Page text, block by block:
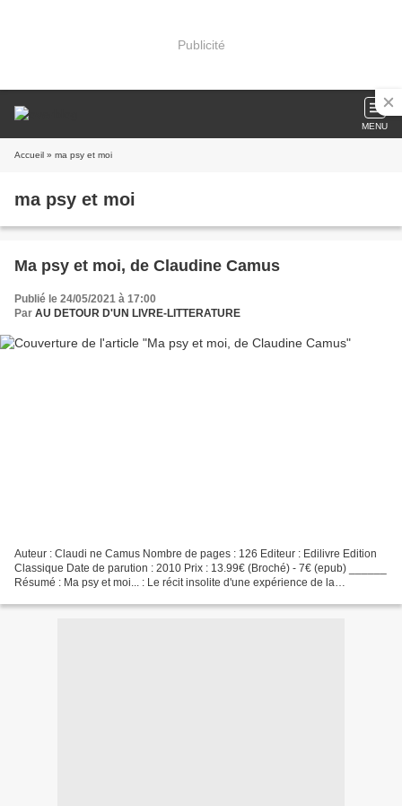
Publicité
MENU
Accueil » ma psy et moi
ma psy et moi
Ma psy et moi, de Claudine Camus
Publié le 24/05/2021 à 17:00
Par AU DETOUR D'UN LIVRE-LITTERATURE
Auteur : Claudi ne Camus Nombre de pages : 126 Editeur : Edilivre Edition
Classique Date de parution : 2010 Prix : 13.99€ (Broché) - 7€ (epub) ______
Résumé : Ma psy et moi... : Le récit insolite d'une expérience de la